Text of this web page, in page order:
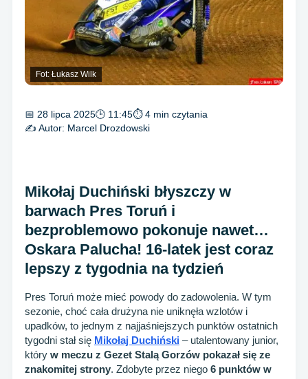
Fot: Łukasz Wilk
📅 28 lipca 2025🕒 11:45⏱ 4 min czytania
✍️ Autor: Marcel Drozdowski
Mikołaj Duchiński błyszczy w
barwach Pres Toruń i
bezproblemowo pokonuje nawet…
Oskara Palucha! 16-latek jest coraz
lepszy z tygodnia na tydzień
Pres Toruń może mieć powody do zadowolenia. W tym
sezonie, choć cała drużyna nie uniknęła wzlotów i
upadków, to jednym z najjaśniejszych punktów ostatnich
tygodni stał się Mikołaj Duchiński – utalentowany junior,
który w meczu z Gezet Stalą Gorzów pokazał się ze
znakomitej strony. Zdobyte przez niego 6 punktów w